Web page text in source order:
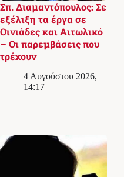
Σπ. Διαμαντόπουλος: Σε
εξέλιξη τα έργα σε
Οινιάδες και Αιτωλικό
– Οι παρεμβάσεις που
τρέχουν
4 Αυγούστου 2026,
14:17